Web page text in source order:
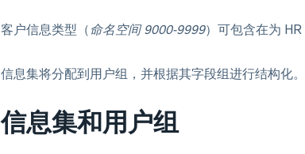
客户信息类型（ 命名空间 9000-9999）可包含在为 HR
信息集将分配到用户组，并根据其字段组进行结构化
信息集和用户组